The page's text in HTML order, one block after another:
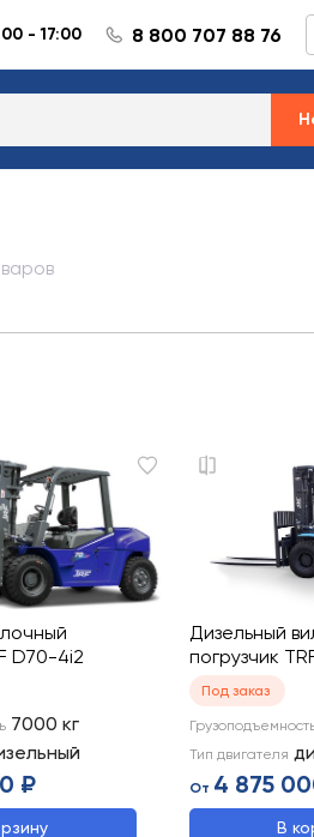
- 17:00 8 800 707 88 76
D70-4i2
7000 кг
₽
Дизельный
погрузчик
Под заказ
Тип двигателя
От 4 875
В